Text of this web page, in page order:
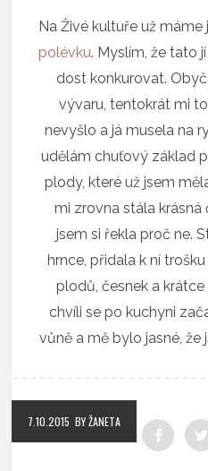
Na Živé kultuře už máme
polévku. Myslím, že tato
dost konkurovat.
vývaru, tentokrát mi
nevyšlo a já musela na
udělám chuťový základ
plody, které už jsem
mi zrovna stála krásná
jsem si řekla proč ne.
hrnce, přidala k ní
plodů, česnek a
chvíli se po kuchyni
vůně a mě bylo jasné, že
7.10.2015 BY ŽANETA